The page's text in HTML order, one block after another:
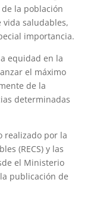
la población
vida saludables,
importancia.
equidad en la
el máximo
de la
determinadas
realizado por la
(RECS) y las
el Ministerio
publicación de